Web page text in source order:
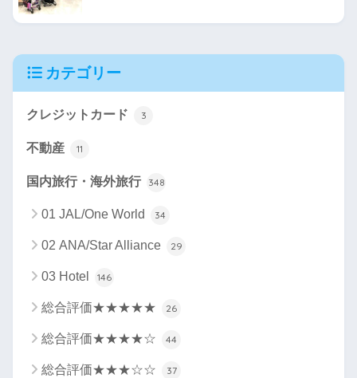
カテゴリー
クレジットカード 3
不動産 11
国内旅行・海外旅行 348
01 JAL/One World 34
02 ANA/Star Alliance 29
03 Hotel 146
総合評価★★★★★ 26
総合評価★★★★☆ 44
総合評価★★★☆☆ 37